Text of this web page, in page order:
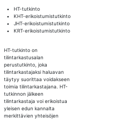
HT-tutkinto
KHT-erikoistumistutkinto
JHT-erikoistumistutkinto
KRT-erikoistumistutkinto
HT-tutkinto on
tilintarkastusalan
perustutkinto, joka
tilintarkastajaksi haluavan
täytyy suorittaa voidakseen
toimia tilintarkastajana. HT-
tutkinnon jälkeen
tilintarkastaja voi erikoistua
yleisen edun kannalta
merkittävien yhteisöjen